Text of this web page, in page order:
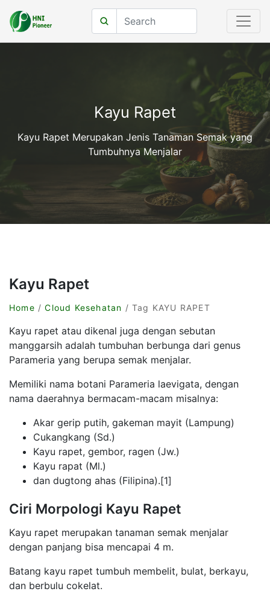
Kayu Rapet
Kayu Rapet Merupakan Jenis Tanaman Semak yang
Tumbuhnya Menjalar
Kayu Rapet
Home /Cloud Kesehatan / Tag KAYU RAPET
Kayu rapet atau dikenal juga dengan sebutan
manggarsih adalah tumbuhan berbunga dari genus
Parameria yang berupa semak menjalar.
Memiliki nama botani Parameria laevigata, dengan
nama daerahnya bermacam-macam misalnya:
Akar gerip putih, gakeman mayit (Lampung)
Cukangkang (Sd.)
Kayu rapet, gembor, ragen (Jw.)
Kayu rapat (Ml.)
dan dugtong ahas (Filipina).[1]
Ciri Morpologi Kayu Rapet
Kayu rapet merupakan tanaman semak menjalar
dengan panjang bisa mencapai 4 m.
Batang kayu rapet tumbuh membelit, bulat, berkayu,
dan berbulu cokelat.